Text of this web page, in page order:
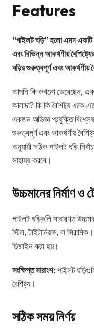
Features
“পাইলট ঘড়ি” হলো এমন একটি
এবং বিভিন্ন আকর্ষণীয়
ঘড়ির গুরুত্বপূর্ণ এবং আকর্ষণীয়
আপনি কি কখনো ভেবেছেন,
আলাদা? কি কি বৈশিষ্ট্য একে
একজন অভিজ্ঞ প্রযুক্তি
গুরুত্বপূর্ণ এবং আকর্ষণীয়
অনুযায়ী সঠিক পাইলট ঘড়ি
সাহায্য করবে।
উচ্চমানের নির্মাণ ও
পাইলট ঘড়িগুলি সাধারণত
স্টিল, টাইটানিয়াম, বা
ডিজাইন করা হয়।
সংক্ষিপ্ত সারাংশ: পাইলট
বৈশিষ্ট্য।
সঠিক সময় নির্ণয়